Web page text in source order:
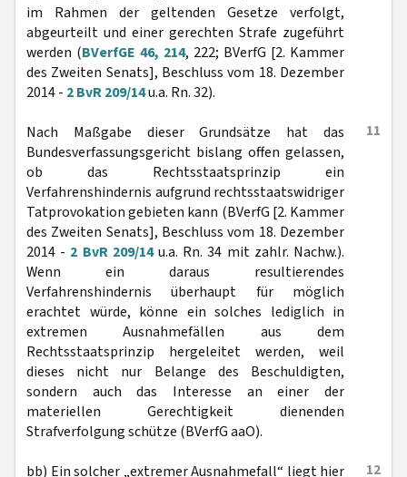
im Rahmen der geltenden Gesetze verfolgt,
abgeurteilt und einer gerechten Strafe zugeführt
werden (BVerfGE 46, 214, 222; BVerfG [2. Kammer
des Zweiten Senats], Beschluss vom 18. Dezember
2014 - 2 BvR 209/14u.a. Rn. 32).
11
Nach Maßgabe dieser Grundsätze hat das
Bundesverfassungsgericht bislang offen gelassen,
ob das Rechtsstaatsprinzip ein
Verfahrenshindernis aufgrund rechtsstaatswidriger
Tatprovokation gebieten kann (BVerfG [2. Kammer
des Zweiten Senats], Beschluss vom 18. Dezember
2014 - 2 BvR 209/14u.a. Rn. 34 mit zahlr. Nachw.).
Wenn ein daraus resultierendes
Verfahrenshindernis überhaupt für möglich
erachtet würde, könne ein solches lediglich in
extremen Ausnahmefällen aus dem
Rechtsstaatsprinzip hergeleitet werden, weil
dieses nicht nur Belange des Beschuldigten,
sondern auch das Interesse an einer der
materiellen Gerechtigkeit dienenden
Strafverfolgung schütze (BVerfG aaO).
12
bb) Ein solcher „extremer Ausnahmefall“ liegt hier